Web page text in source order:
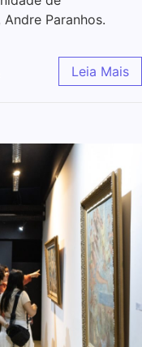
Paranhos.
Leia Mais